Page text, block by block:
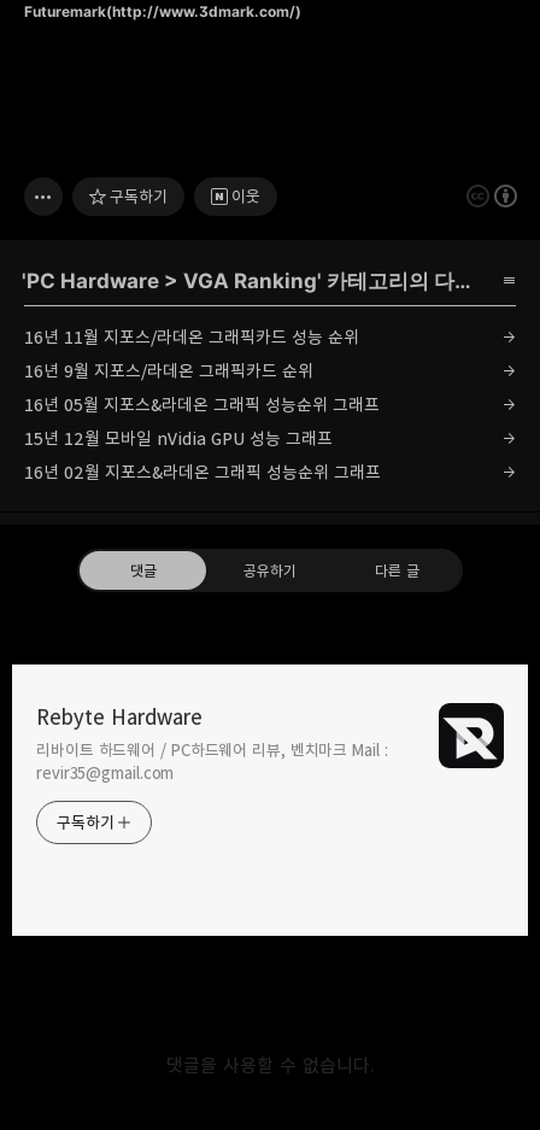
Futuremark(http://www.3dmark.com/)
구독하기 이웃
'PC Hardware > VGA Ranking' 카테고리의 다른 글
16년 11월 지포스/라데온 그래픽카드 성능 순위
16년 9월 지포스/라데온 그래픽카드 순위
16년 05월 지포스&라데온 그래픽 성능순위 그래프
15년 12월 모바일 nVidia GPU 성능 그래프
16년 02월 지포스&라데온 그래픽 성능순위 그래프
댓글 공유하기 다른 글
Rebyte Hardware
리바이트 하드웨어 / PC하드웨어 리뷰, 벤치마크 Mail :
revir35@gmail.com
구독하기
댓글을 사용할 수 없습니다.
카카오톡